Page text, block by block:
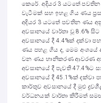
කෙරේ. අදියර 3 යටතේ
වැටීමක් සහ ඉහළ ගිය ණය
අදියර 3 යටතේ පවතින ණය
අවසානයේ වාර්තා වූ 8.6%
අවසානයේ දී 4.4%ක් දක්වා
ණය පහළ ගිය ද, මෙම අංශයේ
වන ණය හානිකරණ ආවරණ
අවසානයේ දී පැවති 47.4%ට
අවසානයේ දී 45.1%ක් දක්වා
කාර්තුව අවසානයේ දී මුළු
වර්ධනයක් වාර්තා කිරීමත්